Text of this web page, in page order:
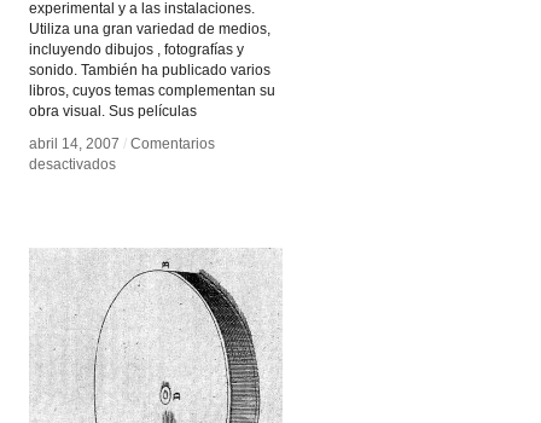
experimental y a las instalaciones.
Utiliza una gran variedad de medios,
incluyendo dibujos , fotografías y
sonido. También ha publicado varios
libros, cuyos temas complementan su
obra visual. Sus películas
abril 14, 2007 / Comentarios
desactivadosen
abril 14, 2007 / Comentarios
desactivadosen